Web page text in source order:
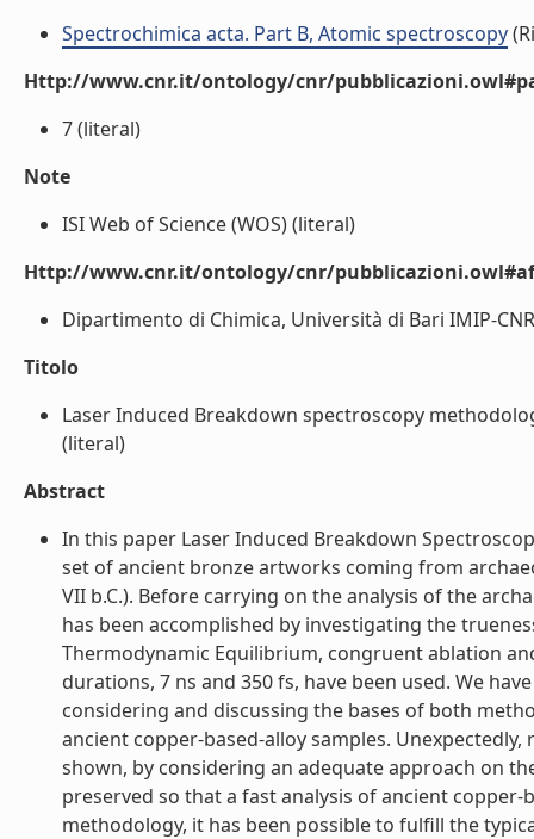
Spectrochimica acta. Part B, Atomic spectroscopy
Http://www.cnr.it/ontology/cnr/
7 (literal)
Note
ISI Web of Science (WOS) (literal)
Http://www.cnr.it/ontology/cnr/
Dipartimento di Chimica, Università di Bari IMIP-
Titolo
Laser Induced Breakdown spectroscopy
(literal)
Abstract
In this paper Laser Induced Breakdown
set of ancient bronze artworks coming from
VII b.C.). Before carrying on the analysis of the
has been accomplished by investigating the
Thermodynamic Equilibrium, congruent ablation
durations, 7 ns and 350 fs, have been used. We
considering and discussing the bases of both
ancient copper-based-alloy samples.
shown, by considering an adequate approach on
preserved so that a fast analysis of ancient
methodology, it has been possible to fulfill the